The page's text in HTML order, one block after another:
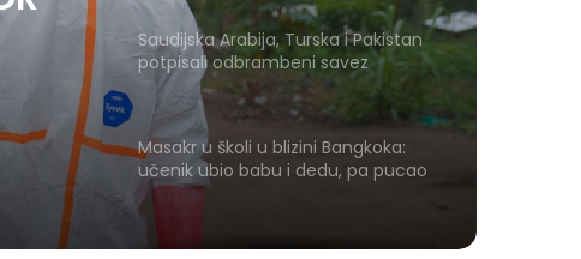
Saudijska Arabija, Turska i Pakistan
potpisali odbrambeni savez
Masakr u školi u blizini Bangkoka:
učenik ubio babu i dedu, pa pucao
na nastavnike i đake